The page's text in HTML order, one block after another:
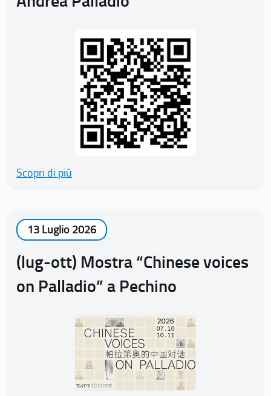
Scopri di più
13 Luglio 2026
(lug-ott) Mostra “Chinese voices
on Palladio” a Pechino